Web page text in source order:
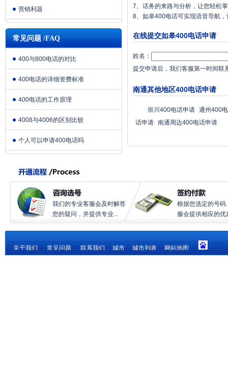
营销利器
常见问题 /FAQ
400与800电话的对比
400电话的详细资费标准
400电话的工作原理
4008与4006的区别比较
个人可以申请400电话吗
7、话务的来路与分析，让您轻松
8、如皋400电话可实现语音导航
在线提交如皋400电话申请
姓名：
提交申请后，我们客服第一时间联
南通其他地区400电话申请
崇川400电话申请 通州400
话申请 南通周边400电话申请
我们的专业客服会及时解答
您的疑问，并提供专业...
根据您选定的号码
服会提供相应的优
关于我们 常见问题 联系我们 城市 城市列表 网站地图